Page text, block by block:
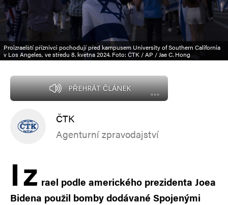
Proizraelští příznivci pochodují před kampusem University of Southern California
v Los Angeles, ve středu 8. května 2024. Foto: ČTK / AP / Jae C. Hong
PŘEHRÁT ČLÁNEK
ČTK
Agenturní zpravodajství
Iz rael podle amerického prezidenta Joea
Bidena použil bomby dodávané Spojenými